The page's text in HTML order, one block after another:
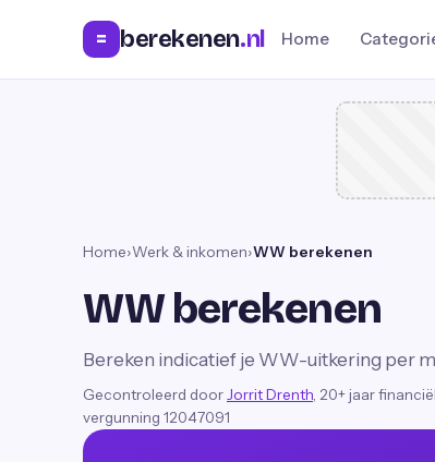
= berekenen.nl Home
Home›Werk & inkomen›WW berekenen
WW berekenen
Bereken indicatief je WW-uitkering per
Gecontroleerd door Jorrit Drenth , 20+ jaar
vergunning 12047091